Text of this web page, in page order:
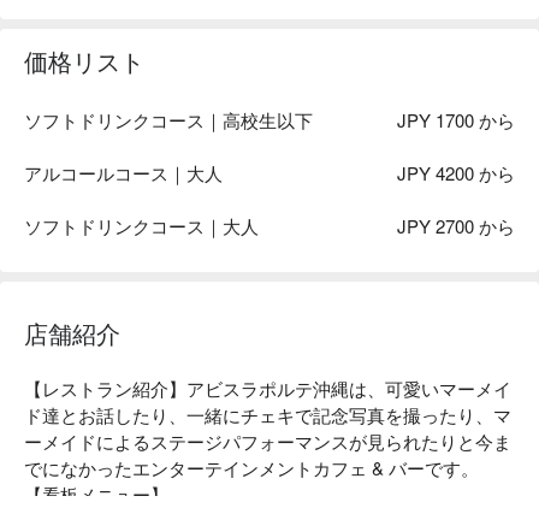
価格リスト
ソフトドリンクコース｜高校生以下 JPY 1700 から
アルコールコース｜大人 JPY 4200 から
ソフトドリンクコース｜大人 JPY 2700 から
店舗紹介
【レストラン紹介】アビスラポルテ沖縄は、可愛いマーメイ
ド達とお話したり、一緒にチェキで記念写真を撮ったり、マ
ーメイドによるステージパフォーマンスが見られたりと今ま
でになかったエンターテインメントカフェ & バーです。
【看板メニュー】